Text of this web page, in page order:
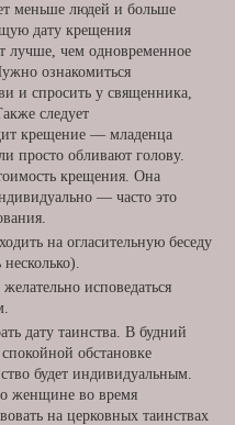
меньше людей и больше
дату крещения
лучше, чем одновременное
ознакомиться
и спросить у священника,
следует
крещение — младенца
просто обливают голову.
крещения. Она
— часто это
на огласительную беседу
исповедаться
дату таинства. В будний
обстановке
будет индивидуальным.
женщине во время
на церковных таинствах